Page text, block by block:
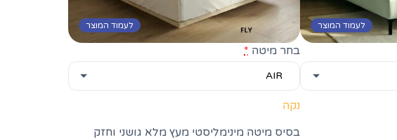
לעמוד המוצר לעמוד המוצר
בחר מיטה *
נקה
בסיס מיטה מינימליסטי מעץ מלא גושני וחזק